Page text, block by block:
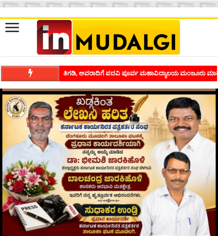
ಶಿವಾಪುರದಲ್ಲಿ ಕವಿಗೋಷ್ಠಿಯ ಸಂಭ್ರಮ ಭಾವನೆಗಳನ್ನು ಕಟ್ಟಿಕೊಡುವ